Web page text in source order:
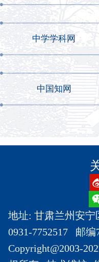
中学学科网
中国知网
地址: 甘肃兰州安
0931-7752517 邮编
Copyright@2003-